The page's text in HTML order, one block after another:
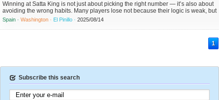
Winning at Satta King is not just about picking the right number — it’s also about
avoiding the wrong habits. Many players lose not because their logic is weak, but
because their approach is undisciplined. Overconfidence, emotional decisions,
poor planning often lead to avoidable losses. This article outlines the most
mistakes Satta King...
Spain · Washington · El Pinillo · 2025/08/14
1
Subscribe this search